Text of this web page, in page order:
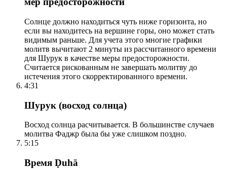
Солнце должно находиться чуть ниже горизонта, но
если вы находитесь на вершине горы, оно может стать
видимым раньше. Для учета этого многие графики
молитв вычитают 2 минуты из рассчитанного времени
для Шурук в качестве меры предосторожности.
Считается рискованным не завершать молитву до
истечения этого скорректированного времени.
4:31
Шурук (восход солнца)
Восход солнца расчитывается. В большинстве случаев
молитва Фаджр была бы уже слишком поздно.
5:15
Время Ḍuhā